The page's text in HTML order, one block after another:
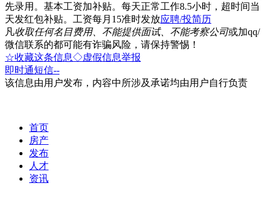
先录用。基本工资加补贴。每天正常工作8.5小时，超时间当
天发红包补贴。工资每月15准时发放应聘/投简历
凡收取任何名目费用、不能提供面试、不能考察公司或加qq/
微信联系的都可能有诈骗风险，请保持警惕！
☆收藏这条信息◇虚假信息举报
即时通短信--
该信息由用户发布，内容中所涉及承诺均由用户自行负责
首页
房产
发布
人才
资讯